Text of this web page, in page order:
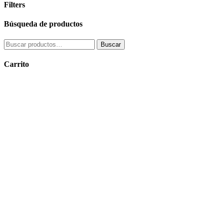
Filters
Close
Búsqueda de productos
Buscar
por:
Buscar
Carrito